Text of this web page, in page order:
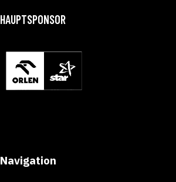
HAUPTSPONSOR
Navigation